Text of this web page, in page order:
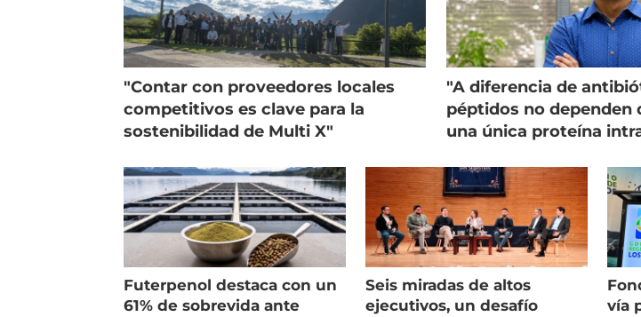
"Contar con proveedores locales
competitivos es clave para la
sostenibilidad de Multi X"
"A diferencia de
péptidos no dependen
una única proteína
Futerpenol destaca con un
61% de sobrevida ante
Seis miradas de altos
ejecutivos, un desafío
vía